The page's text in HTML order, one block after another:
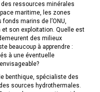
ressources minérales
maritime, les zones
marins de l’ONU,
son exploitation. Quelle est
des milieux
beaucoup à apprendre :
à une éventuelle
benthique, spécialiste des
sources hydrothermales.